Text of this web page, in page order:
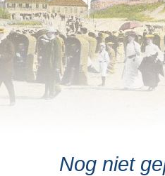
Nog niet